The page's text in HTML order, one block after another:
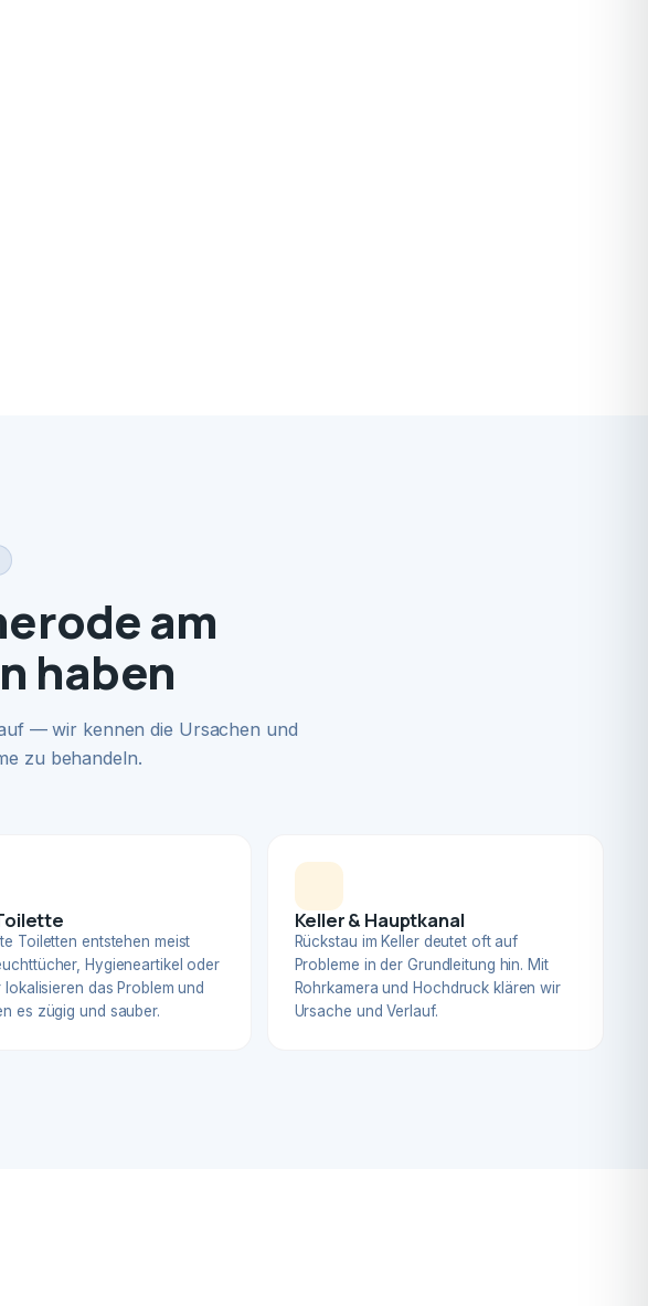
am
haben
— wir kennen die Ursachen und
zu behandeln.
Toiletten entstehen meist
Hygieneartikel oder
lokalisieren das Problem und
es zügig und sauber.
Keller & Hauptkanal
Rückstau im Keller deutet oft auf
Probleme in der Grundleitung hin. Mit
Rohrkamera und Hochdruck klären wir
Ursache und Verlauf.